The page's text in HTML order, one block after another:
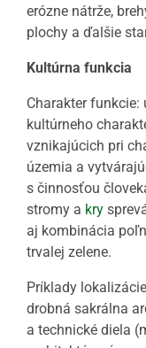
erózne nátrže,
plochy a ďalšie
Kultúrna funkcia
Charakter funkcie:
kultúrneho
vznikajúcich pri
územia a
s činnosťou
stromy a kry
aj kombinácia
trvalej zelene.
Príklady
drobná sakrálna
a technické diela